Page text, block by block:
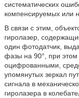
систематических
компенсируемых или
В связи с этим,
гиролазер,
один фотодатчик,
фазы на 90°, при
оцифрованными,
упомянутых зеркал
сигнала в
гиролазера в